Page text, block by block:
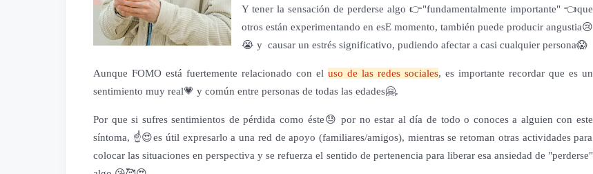
Y tener la sensación de perderse algo 👉"fundamentalmente importante" 👈que
otros están experimentando en esE momento, también puede producir angustia😢
😭 y causar un estrés significativo, pudiendo afectar a casi cualquier persona😱
Aunque FOMO está fuertemente relacionado con el uso de las redes sociales, es importante recordar que es un
sentimiento muy real💗 y común entre personas de todas las edades🤗.
Por que si sufres sentimientos de pérdida como éste😓 por no estar al día de todo o conoces a alguien con este
síntoma, ☝️😍es útil expresarlo a una red de apoyo (familiares/amigos), mientras se retoman otras actividades para
colocar las situaciones en perspectiva y se refuerza el sentido de pertenencia para liberar esa ansiedad de "perderse"